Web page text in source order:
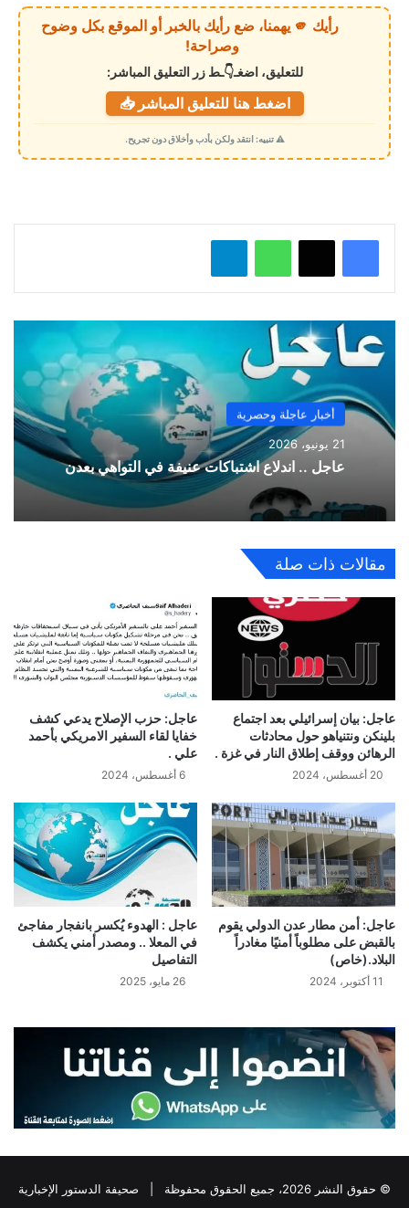
ي
م
ي
رأيك 🫵 يهمنا، ضع رأيك بالخبر أو الموقع بكل وضوح
وصراحة!
للتعليق، اضغـ👇ـط زر التعليق المباشر:
اضغط هنا للتعليق المباشر 📥
⚠️ تنبيه: انتقد ولكن بأدب وأخلاق دون تجريح.
واتساب
أخبار عاجلة وحصرية
21 يونيو، 2026
عاجل .. اندلاع اشتباكات عنيفة في التواهي بعدن
مقالات ذات صلة
عاجل: بيان إسرائيلي بعد اجتماع
بلينكن ونتنياهو حول محادثات
الرهائن ووقف إطلاق النار في غزة .
20 أغسطس، 2024
عاجل: حزب الإصلاح يدعي كشف
خفايا لقاء السفير الامريكي بأحمد
علي .
6 أغسطس، 2024
عاجل: أمن مطار عدن الدولي يقوم
بالقبض على مطلوباً أمنيًا مغادراً
البلاد.(خاص)
11 أكتوبر، 2024
عاجل : الهدوء يُكسر بانفجار مفاجئ
في المعلا .. ومصدر أمني يكشف
التفاصيل
26 مايو، 2025
© حقوق النشر 2026، جميع الحقوق محفوظة | صحيفة الدستور الإخبارية